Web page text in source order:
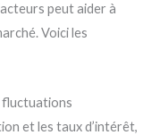
peut aider à
Voici les
fluctuations
et les taux d’intérêt,